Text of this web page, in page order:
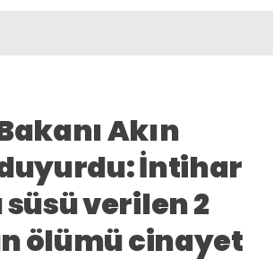
Akın
İntihar
verilen 2
ölümü cinayet